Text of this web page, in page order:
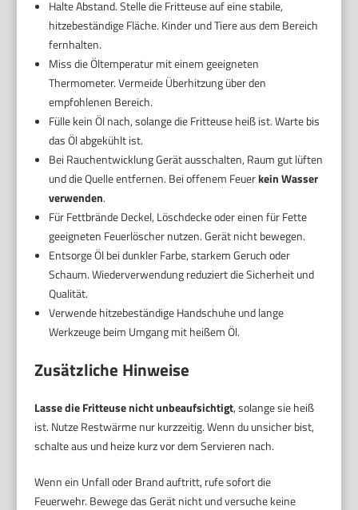
Halte Abstand. Stelle die Fritteuse auf eine stabile,
hitzebeständige Fläche. Kinder und Tiere aus dem Bereich
fernhalten.
Miss die Öltemperatur mit einem geeigneten
Thermometer. Vermeide Überhitzung über den
empfohlenen Bereich.
Fülle kein Öl nach, solange die Fritteuse heiß ist. Warte bis
das Öl abgekühlt ist.
Bei Rauchentwicklung Gerät ausschalten, Raum gut lüften
und die Quelle entfernen. Bei offenem Feuerkein Wasser
verwenden.
Für Fettbrände Deckel, Löschdecke oder einen für Fette
geeigneten Feuerlöscher nutzen. Gerät nicht bewegen.
Entsorge Öl bei dunkler Farbe, starkem Geruch oder
Schaum. Wiederverwendung reduziert die Sicherheit und
Qualität.
Verwende hitzebeständige Handschuhe und lange
Werkzeuge beim Umgang mit heißem Öl.
Zusätzliche Hinweise
Lasse die Fritteuse nicht unbeaufsichtigt, solange sie heiß
ist. Nutze Restwärme nur kurzzeitig. Wenn du unsicher bist,
schalte aus und heize kurz vor dem Servieren nach.
Wenn ein Unfall oder Brand auftritt, rufe sofort die
Feuerwehr. Bewege das Gerät nicht und versuche keine